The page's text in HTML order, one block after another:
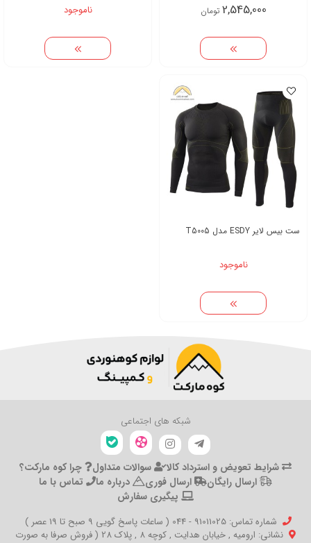
2,545,000 تومان ناموجود
ست بیس لایر ESDY مدل T5005
ناموجود
شبکه های اجتماعی
شرایط تعویض و استرداد کالا سوالات متداول
چرا کوه مارکت؟
ارسال رایگان
ارسال فوری درباره ما
تماس با ما
پیگیری سفارش
شماره تماس‌: 91011025 - 044 ( ساعات پاسخ گویی 9 صبح تا 19 عصر )
نشانی: ارومیه , خیابان هدایت , کوچه 8 , پلاک 28 ( فروش صرفا به صورت